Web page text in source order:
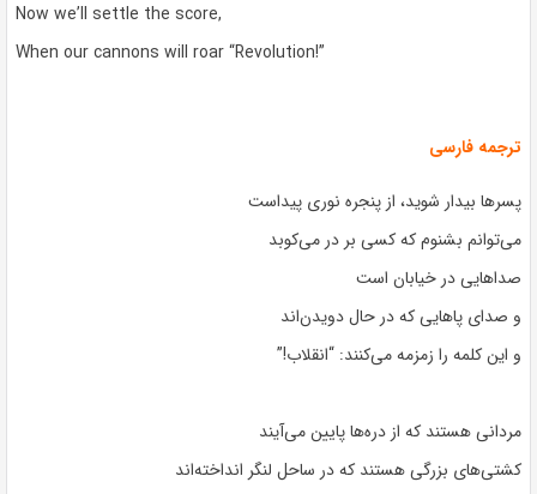
Now we’ll settle the score,
When our cannons will roar “Revolution!”
ترجمه فارسی
پسرها بیدار شوید، از پنجره نوری پیداست
می‌توانم بشنوم که کسی بر در می‌کوبد
صداهایی در خیابان است
و صدای پاهایی که در حال دویدن‌اند
و این کلمه را زمزمه می‌کنند: “انقلاب!”
مردانی هستند که از دره‌ها پایین می‌آیند
کشتی‌های بزرگی هستند که در ساحل لنگر انداخته‌اند